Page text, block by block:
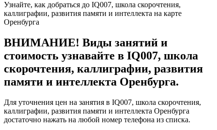
Узнайте, как добраться до IQ007, школа скорочтения,
каллиграфии, развития памяти и интеллекта на карте
Оренбурга
ВНИМАНИЕ! Виды занятий и
стоимость узнавайте в IQ007, школа
скорочтения, каллиграфии, развития
памяти и интеллекта Оренбурга.
Для уточнения цен на занятия в IQ007, школа скорочтения,
каллиграфии, развития памяти и интеллекта Оренбурга
достаточно нажать на любой номер телефона из списка.